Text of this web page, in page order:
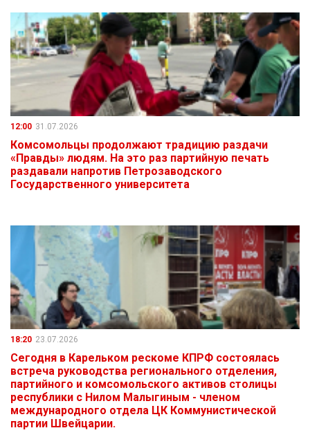
12:00 31.07.2026
Комсомольцы продолжают традицию раздачи
«Правды» людям. На это раз партийную печать
раздавали напротив Петрозаводского
Государственного университета
18:20 23.07.2026
Сегодня в Карельком рескоме КПРФ состоялась
встреча руководства регионального отделения,
партийного и комсомольского активов столицы
республики с Нилом Малыгиным - членом
международного отдела ЦК Коммунистической
партии Швейцарии.